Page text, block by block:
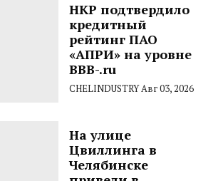
НКР подтвердило
кредитный
рейтинг ПАО
«АПРИ» на уровне
BBB-.ru
CHELINDUSTRYАвг 03, 2026
На улице
Цвиллинга в
Челябинске